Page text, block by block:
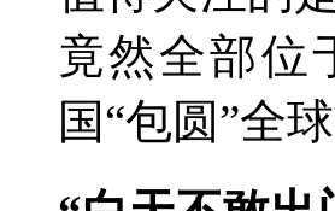
竟然全部位
国“包圆”全